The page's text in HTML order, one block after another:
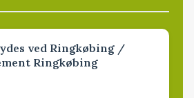
ved Ringkøbing /
Ringkøbing